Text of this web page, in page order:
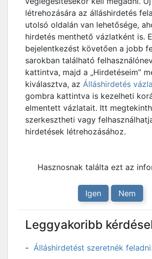
létrehozására az álláshirdetés
utolsó oldalán van lehetősége,
hirdetés menthető vázlatként is.
bejelentkezést követően a jobb
sarokban található
kattintva, majd a „Hirdetéseim”
kiválasztva, az Álláshirdetés
gombra kattintva is kezelheti
elmentett vázlatait. Itt
szerkesztheti vagy
hirdetések létrehozásához.
Hasznosnak találta ezt az
Igen Nem
Leggyakoribb
Álláshirdetést szeretnék